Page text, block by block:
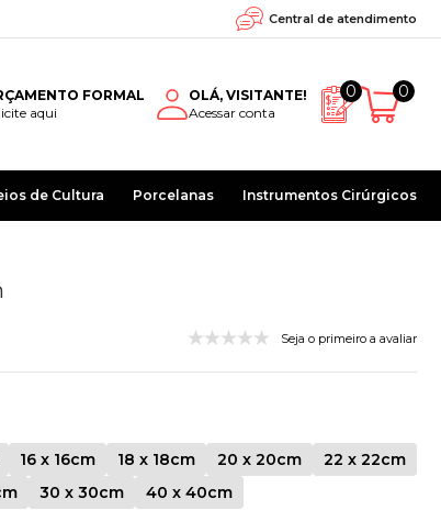
Central de atendimento
FORMAL
aqui
OLÁ, VISITANTE!
Acessar conta
0 0
de Cultura Porcelanas Instrumentos Cirúrgicos
Seja o primeiro a avaliar
16 x 16cm 18 x 18cm 20 x 20cm
22 x 22cm
30 x 30cm 40 x 40cm